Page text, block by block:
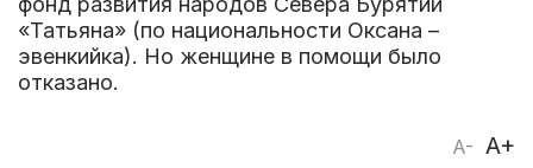
«Татьяна» (по национальности Оксана –
эвенкийка). Но женщине в помощи было
отказано.
A- A+